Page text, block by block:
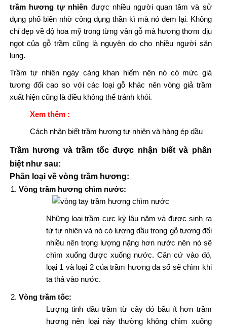
trầm hương tự nhiên được nhiều người quan tâm và sử
dụng phổ biến nhờ công dụng thần kì mà nó đem lại. Không
chỉ đẹp về độ hoa mỹ trong từng vân gỗ mà hương thơm dịu
ngọt của gỗ trầm cũng là nguyên do cho nhiều người săn
lung.
Trầm tự nhiên ngày càng khan hiếm nên nó có mức giá
tương đối cao so với các loại gỗ khác nên vòng giả trầm
xuất hiện cũng là điều không thể tránh khỏi.
Xem thêm :
Cách nhận biết trầm hương tự nhiên và hàng ép dầu
Trầm hương và trầm tốc được nhận biết và phân
biệt như sau:
Phân loại về vòng trầm hương:
Vòng trầm hương chìm nước:
Những loại trầm cực kỳ lâu năm và được sinh ra
từ tự nhiên và nó có lượng dầu trong gỗ tương đối
nhiều nên trọng lượng nặng hơn nước nên nó sẽ
chìm xuống được xuống nước. Căn cứ vào đó,
loại 1 và loại 2 của trầm hương đa số sẽ chìm khi
ta thả vào nước.
Vòng trầm tốc:
Lượng tinh dầu trầm từ cây dó bầu ít hơn trầm
hương nên loại này thường không chìm xuống